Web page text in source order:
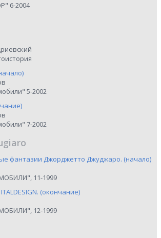
6-2004
5-2002
7-2002
фантазии Джорджетто Джуджаро. (начало)
11-1999
(окончание)
12-1999